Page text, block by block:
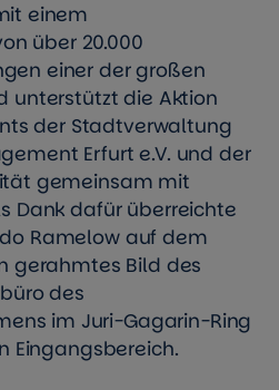
einem
über 20.000
einer der großen
unterstützt die Aktion
der Stadtverwaltung
Erfurt e.V. und der
gemeinsam mit
Dank dafür überreichte
Ramelow auf dem
gerahmtes Bild des
des
im Juri-Gagarin-Ring
Eingangsbereich.